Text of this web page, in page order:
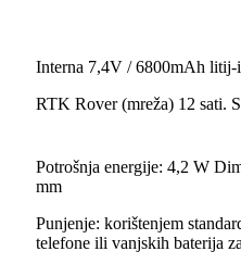
Interna 7,4V / 6800mAh litij-
RTK Rover (mreža) 12 sati.
Potrošnja energije: 4,2 W
mm
Punjenje: korištenjem
telefone ili vanjskih baterija